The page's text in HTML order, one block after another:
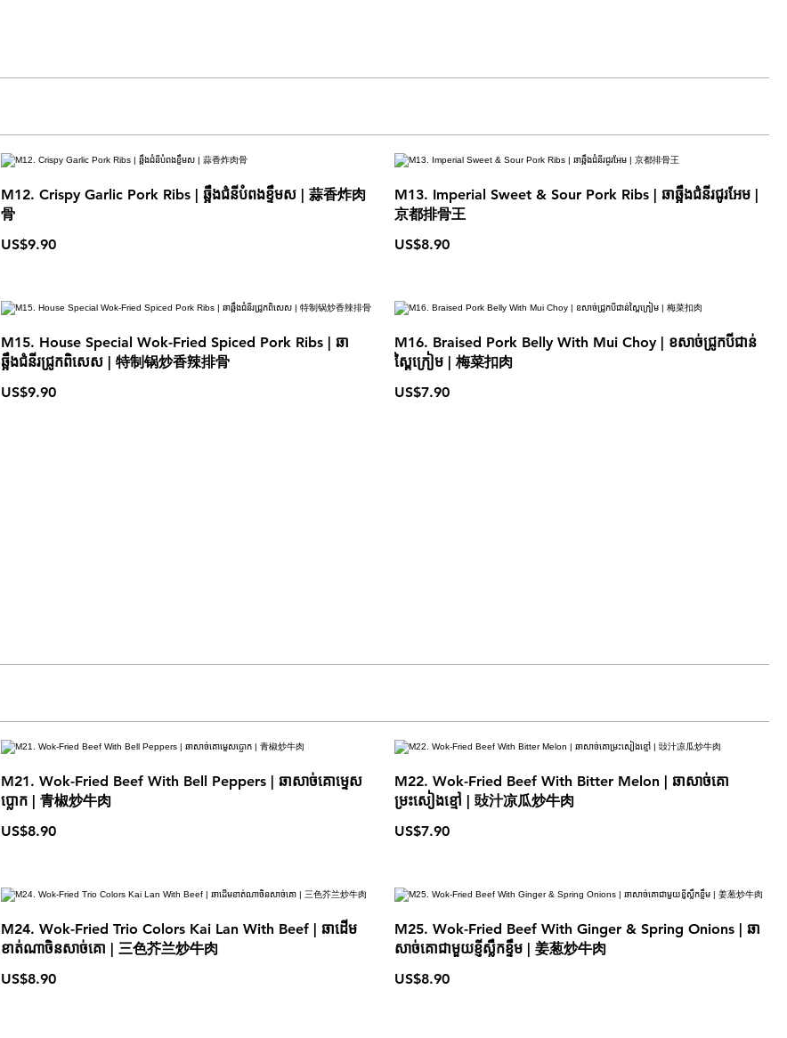
M12. Crispy Garlic Pork Ribs | ឆ្អឹងជំនីបំពងខ្ទឹមស | 蒜香炸肉
骨
US$9.90
M13. Imperial Sweet & Sour Pork Ribs | ឆាឆ្អឹងជំនីរជូរអែម |
京都排骨王
US$8.90
M15. House Special Wok-Fried Spiced Pork Ribs | ឆា
ឆ្អឹងជំនីរជ្រូកពិសេស | 特制锅炒香辣排骨
US$9.90
M16. Braised Pork Belly With Mui Choy | ខសាច់ជ្រូកបីជាន់
ស្ពៃក្រៀម | 梅菜扣肉
US$7.90
M21. Wok-Fried Beef With Bell Peppers | ឆាសាច់គោម្ទេស
ប្លោក | 青椒炒牛肉
US$8.90
M22. Wok-Fried Beef With Bitter Melon | ឆាសាច់គោ
ម្រះសៀងខ្មៅ | 䜴汁凉瓜炒牛肉
US$7.90
M24. Wok-Fried Trio Colors Kai Lan With Beef | ឆាដើម
ខាត់ណាចិនសាច់គោ | 三色芥兰炒牛肉
US$8.90
M25. Wok-Fried Beef With Ginger & Spring Onions | ឆា
សាច់គោជាមួយខ្ញីស្លឹកខ្ទឹម | 姜葱炒牛肉
US$8.90